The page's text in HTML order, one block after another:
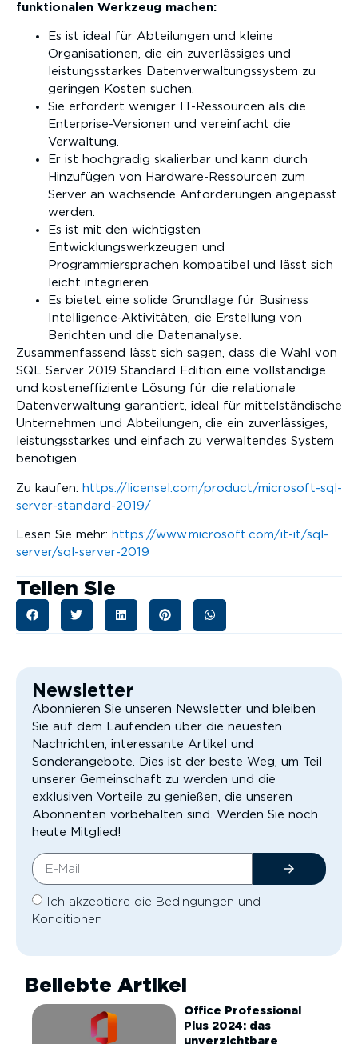
funktionalen Werkzeug machen:
Es ist ideal für Abteilungen und kleine
Organisationen, die ein zuverlässiges und
leistungsstarkes Datenverwaltungssystem zu
geringen Kosten suchen.
Sie erfordert weniger IT-Ressourcen als die
Enterprise-Versionen und vereinfacht die
Verwaltung.
Er ist hochgradig skalierbar und kann durch
Hinzufügen von Hardware-Ressourcen zum
Server an wachsende Anforderungen angepasst
werden.
Es ist mit den wichtigsten
Entwicklungswerkzeugen und
Programmiersprachen kompatibel und lässt sich
leicht integrieren.
Es bietet eine solide Grundlage für Business
Intelligence-Aktivitäten, die Erstellung von
Berichten und die Datenanalyse.
Zusammenfassend lässt sich sagen, dass die Wahl von
SQL Server 2019 Standard Edition eine vollständige
und kosteneffiziente Lösung für die relationale
Datenverwaltung garantiert, ideal für mittelständische
Unternehmen und Abteilungen, die ein zuverlässiges,
leistungsstarkes und einfach zu verwaltendes System
benötigen.
Zu kaufen: https://licensel.com/product/microsoft-sql-
server-standard-2019/
Lesen Sie mehr: https://www.microsoft.com/it-it/sql-
server/sql-server-2019
Teilen Sie
Newsletter
Abonnieren Sie unseren Newsletter und bleiben
Sie auf dem Laufenden über die neuesten
Nachrichten, interessante Artikel und
Sonderangebote. Dies ist der beste Weg, um Teil
unserer Gemeinschaft zu werden und die
exklusiven Vorteile zu genießen, die unseren
Abonnenten vorbehalten sind. Werden Sie noch
heute Mitglied!
Ich akzeptiere die Bedingungen und
Konditionen
Beliebte Artikel
Office Professional
Plus 2024: das